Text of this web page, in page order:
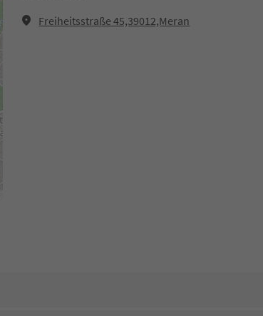
Freiheitsstraße 45,39012,Meran